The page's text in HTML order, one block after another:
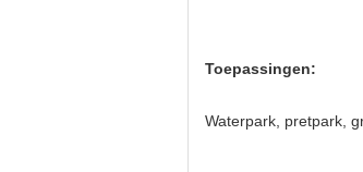
Toepassingen:
Waterpark, pretpark,